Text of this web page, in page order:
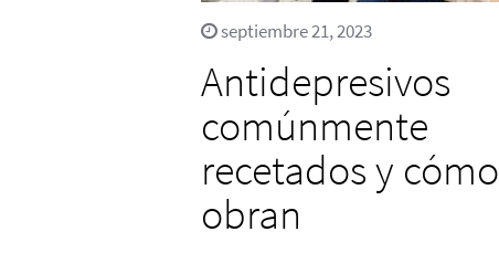
septiembre 21, 2023
Antidepresivos
comúnmente
recetados y cómo
obran